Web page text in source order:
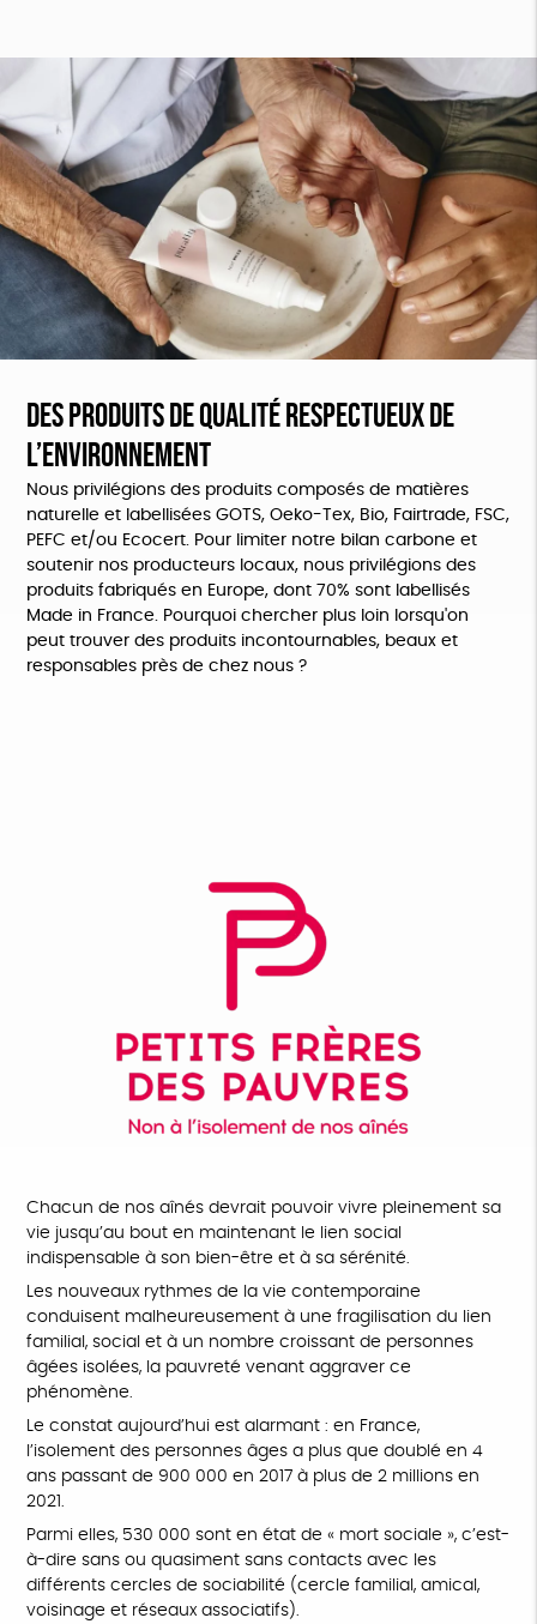
Des produits de qualité respectueux de
l’environnement
Nous privilégions des produits composés de matières
naturelle et labellisées GOTS, Oeko-Tex, Bio, Fairtrade, FSC,
PEFC et/ou Ecocert. Pour limiter notre bilan carbone et
soutenir nos producteurs locaux, nous privilégions des
produits fabriqués en Europe, dont 70% sont labellisés
Made in France. Pourquoi chercher plus loin lorsqu'on
peut trouver des produits incontournables, beaux et
responsables près de chez nous ?
Chacun de nos aînés devrait pouvoir vivre pleinement sa
vie jusqu’au bout en maintenant le lien social
indispensable à son bien-être et à sa sérénité.
Les nouveaux rythmes de la vie contemporaine
conduisent malheureusement à une fragilisation du lien
familial, social et à un nombre croissant de personnes
âgées isolées, la pauvreté venant aggraver ce
phénomène.
Le constat aujourd’hui est alarmant : en France,
l’isolement des personnes âges a plus que doublé en 4
ans passant de 900 000 en 2017 à plus de 2 millions en
2021.
Parmi elles, 530 000 sont en état de « mort sociale », c’est-
à-dire sans ou quasiment sans contacts avec les
différents cercles de sociabilité (cercle familial, amical,
voisinage et réseaux associatifs).